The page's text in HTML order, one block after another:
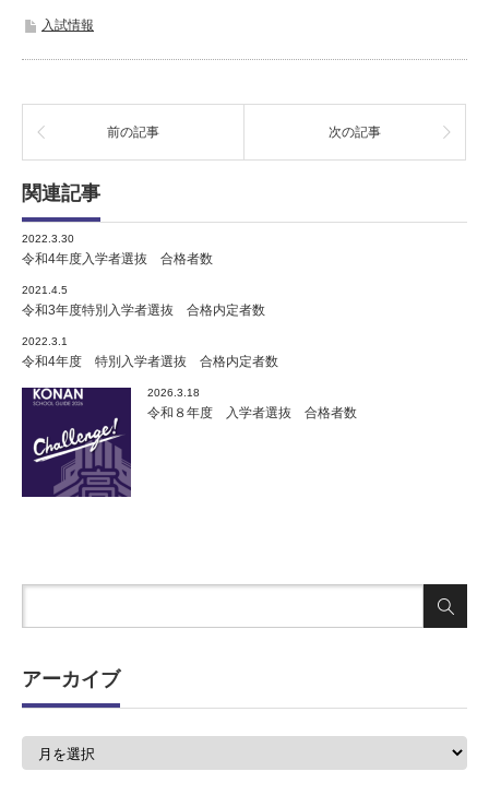
入試情報
前の記事 次の記事
関連記事
2022.3.30
令和4年度入学者選抜 合格者数
2021.4.5
令和3年度特別入学者選抜 合格内定者数
2022.3.1
令和4年度 特別入学者選抜 合格内定者数
2026.3.18
令和８年度 入学者選抜 合格者数
アーカイブ